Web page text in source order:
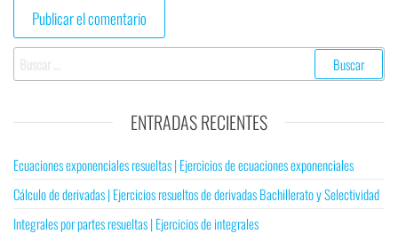
ENTRADAS RECIENTES
Ecuaciones exponenciales resueltas | Ejercicios de ecuaciones exponenciales
Cálculo de derivadas | Ejercicios resueltos de derivadas Bachillerato y Selectividad
Integrales por partes resueltas | Ejercicios de integrales